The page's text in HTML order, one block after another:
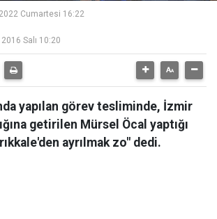
Cumartesi 16:22
Salı 10:20
yapılan görev tesliminde, İzmir
getirilen Mürsel Öcal yaptığı
ayrılmak zo" dedi.